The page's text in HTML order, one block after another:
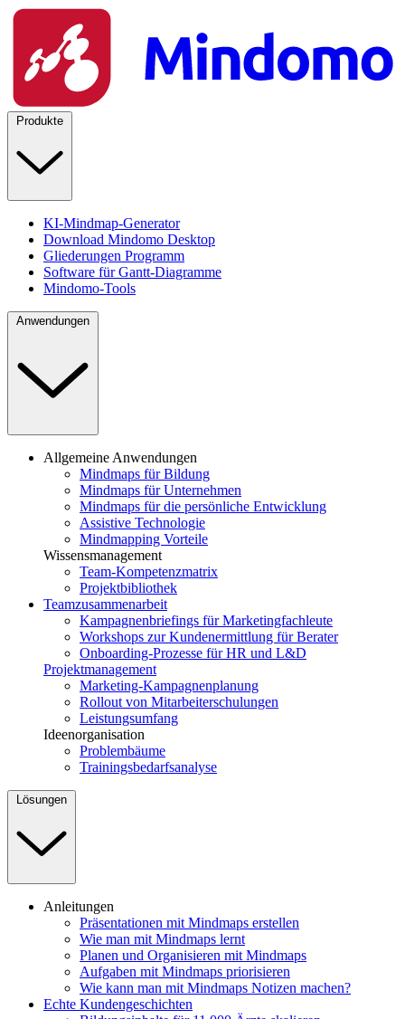
Produkte
KI-Mindmap-Generator
Download Mindomo Desktop
Gliederungen Programm
Software für Gantt-Diagramme
Mindomo-Tools
Anwendungen
Allgemeine Anwendungen
Mindmaps für Bildung
Mindmaps für Unternehmen
Mindmaps für die persönliche Entwicklung
Assistive Technologie
Mindmapping Vorteile
Wissensmanagement
Team-Kompetenzmatrix
Projektbibliothek
Teamzusammenarbeit
Kampagnenbriefings für Marketingfachleute
Workshops zur Kundenermittlung für Berater
Onboarding-Prozesse für HR und L&D
Projektmanagement
Marketing-Kampagnenplanung
Rollout von Mitarbeiterschulungen
Leistungsumfang
Ideenorganisation
Problembäume
Trainingsbedarfsanalyse
Lösungen
Anleitungen
Präsentationen mit Mindmaps erstellen
Wie man mit Mindmaps lernt
Planen und Organisieren mit Mindmaps
Aufgaben mit Mindmaps priorisieren
Wie kann man mit Mindmaps Notizen machen?
Echte Kundengeschichten